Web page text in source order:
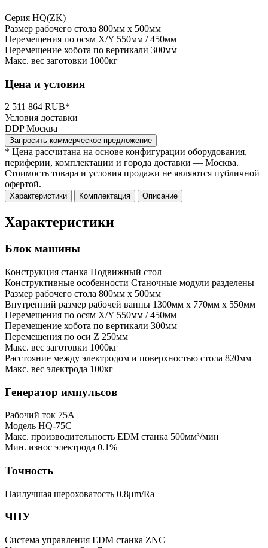
Серия HQ(ZK)
Размер рабочего стола 800мм x 500мм
Перемещения по осям X/Y 550мм / 450мм
Перемещение хобота по вертикали 300мм
Макс. вес заготовки 1000кг
Цена и условия
2 511 864 RUB*
Условия доставки
DDP Москва
Запросить коммерческое предложение
* Цена рассчитана на основе конфигурации оборудования,
периферии, комплектации и города доставки — Москва.
Стоимость товара и условия продажи не являются публичной
офертой.
Характеристики Комплектация Описание
Характеристики
Блок машины
Конструкция станка Подвижный стол
Конструктивные особенности Станочные модули разделены
Размер рабочего стола 800мм x 500мм
Внутренний размер рабочей ванны 1300мм x 770мм x 550мм
Перемещения по осям X/Y 550мм / 450мм
Перемещение хобота по вертикали 300мм
Перемещения по оси Z 250мм
Макс. вес заготовки 1000кг
Расстояние между электродом и поверхностью стола 820мм
Макс. вес электрода 100кг
Генератор импульсов
Рабочий ток 75А
Модель HQ-75C
Макс. производительность EDM станка 500мм³/мин
Мин. износ электрода 0.1%
Точность
Наилучшая шероховатость 0.8μm/Ra
ЧПУ
Система управления EDM станка ZNC